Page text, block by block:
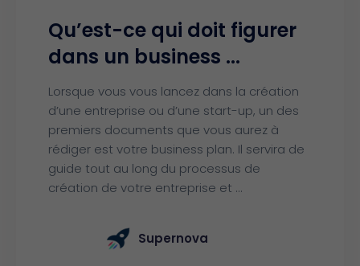
Qu’est-ce qui doit figurer
dans un business ...
Lorsque vous vous lancez dans la création
d’une entreprise ou d’une start-up, un des
premiers documents que vous aurez à
rédiger est votre business plan. Il servira de
guide tout au long du processus de
création de votre entreprise et ...
Supernova